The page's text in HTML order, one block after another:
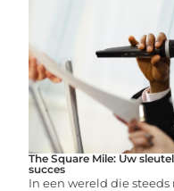
The Square Mile: Uw
succes
In een wereld die